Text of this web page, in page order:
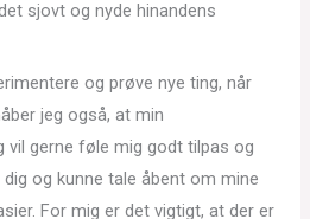
sjovt og nyde hinandens
og prøve nye ting, når
jeg også, at min
vil gerne føle mig godt tilpas og
og kunne tale åbent om mine
For mig er det vigtigt, at der er